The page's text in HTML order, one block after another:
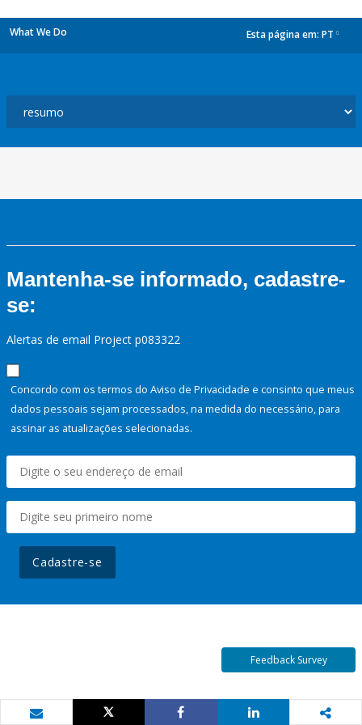
What We Do Esta página em: PT
Mantenha-se informado, cadastre-
se:
Alertas de email Project p083322
Concordo com os termos do Aviso de Privacidade e consinto que meus
dados pessoais sejam processados, na medida do necessário, para
assinar as atualizações selecionadas.
Cadastre-se
Feedback Survey